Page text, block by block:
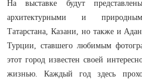
На выставке будут
архитектурными и природными
Татарстана, Казани, но также и
Турции, ставшего любимым
этот город известен своей
жизнью. Каждый год здесь